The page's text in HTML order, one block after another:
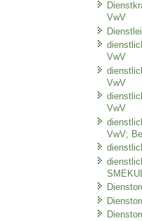
VwV
VwV
VwV
VwV
VwV;